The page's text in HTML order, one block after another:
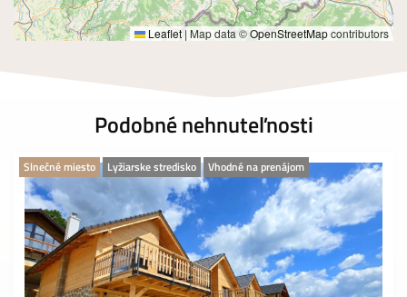
Leaflet| Map data ©OpenStreetMapcontributors
Podobné nehnuteľnosti
Slnečné miesto Lyžiarske stredisko Vhodné na prenájom